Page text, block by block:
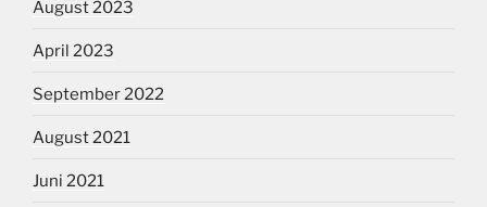
August 2023
April 2023
September 2022
August 2021
Juni 2021